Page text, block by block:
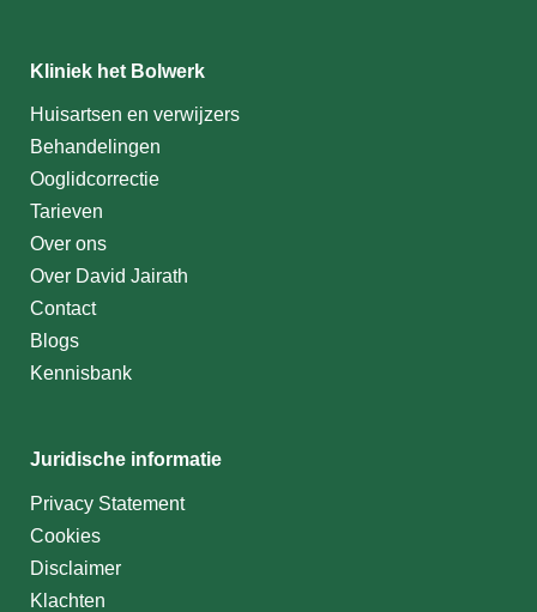
Kliniek het Bolwerk
Huisartsen en verwijzers
Behandelingen
Ooglidcorrectie
Tarieven
Over ons
Over David Jairath
Contact
Blogs
Kennisbank
Juridische informatie
Privacy Statement
Cookies
Disclaimer
Klachten